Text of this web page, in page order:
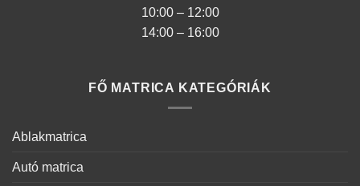
10:00 – 12:00
14:00 – 16:00
FŐ MATRICA KATEGÓRIÁK
Ablakmatrica
Autó matrica